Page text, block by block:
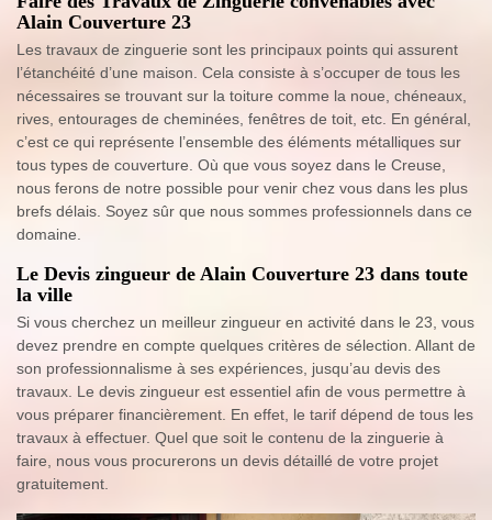
Alain Couverture 23
Les travaux de zinguerie sont les principaux points qui assurent
l’étanchéité d’une maison. Cela consiste à s’occuper de tous les
nécessaires se trouvant sur la toiture comme la noue, chéneaux,
rives, entourages de cheminées, fenêtres de toit, etc. En général,
c’est ce qui représente l’ensemble des éléments métalliques sur
tous types de couverture. Où que vous soyez dans le Creuse,
nous ferons de notre possible pour venir chez vous dans les plus
brefs délais. Soyez sûr que nous sommes professionnels dans ce
domaine.
Le Devis zingueur de Alain Couverture 23 dans toute
la ville
Si vous cherchez un meilleur zingueur en activité dans le 23, vous
devez prendre en compte quelques critères de sélection. Allant de
son professionnalisme à ses expériences, jusqu’au devis des
travaux. Le devis zingueur est essentiel afin de vous permettre à
vous préparer financièrement. En effet, le tarif dépend de tous les
travaux à effectuer. Quel que soit le contenu de la zinguerie à
faire, nous vous procurerons un devis détaillé de votre projet
gratuitement.